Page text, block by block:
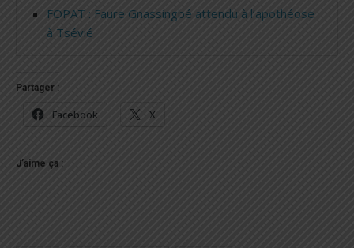
FOPAT : Faure Gnassingbé attendu à l’apothéose
à Tsévié
Partager :
Facebook X
J’aime ça :